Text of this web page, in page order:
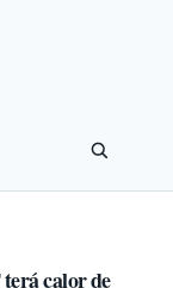
calor de